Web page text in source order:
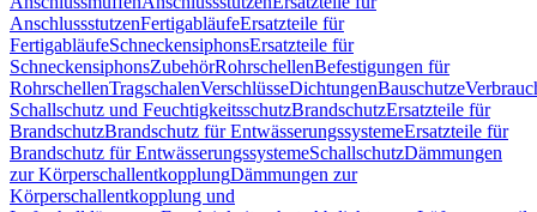
AnschlussstutzenFertigabläufeErsatzteile für
FertigabläufeSchneckensiphonsErsatzteile für
SchneckensiphonsZubehörRohrschellenBefestigungen für
RohrschellenTragschalenVerschlüsseDichtungenBauschutze
Schallschutz und FeuchtigkeitsschutzBrandschutzErsatzteile für
BrandschutzBrandschutz für EntwässerungssystemeErsatzteile für
Brandschutz für EntwässerungssystemeSchallschutzDämmungen
zur KörperschallentkopplungDämmungen zur
Körperschallentkopplung und